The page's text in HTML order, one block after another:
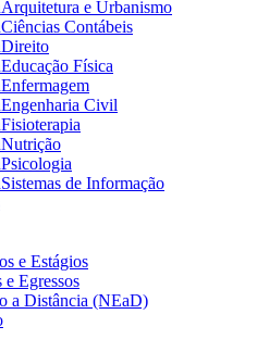
Arquitetura e Urbanismo
Ciências Contábeis
Direito
Educação Física
Enfermagem
Engenharia Civil
Fisioterapia
Nutrição
Psicologia
Sistemas de Informação
e Estágios
Egressos
a Distância (NEaD)